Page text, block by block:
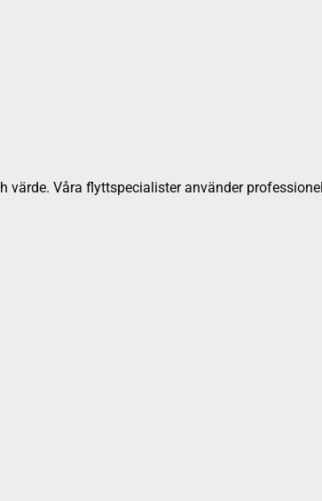
värde. Våra flyttspecialister använder